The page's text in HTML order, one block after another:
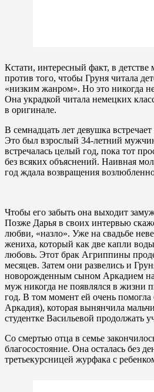
Кстати, интересный факт, в детстве
против того, чтобы Груня читала
«низким жанром». Но это никогда
Она украдкой читала немецких
в оригинале.
В семнадцать лет девушка
Это был взрослый 34-летний
встречалась целый год, пока тот
без всяких объяснений. Наивная
год ждала возвращения
Чтобы его забыть она выходит
Позже Дарья в своих интервью
любви, «назло». Уже на свадьбе
жениха, который как две капли
любовь. Этот брак Агриппины
месяцев. Затем они развелись и
новорожденным сыном Аркадием
муж никогда не появлялся в жизни
год. В том момент ей очень
Аркадия), которая вынянчила
студентке Васильевой продолжать
Со смертью отца в семье
благосостояние. Она осталась без
третьекурсницей журфака с